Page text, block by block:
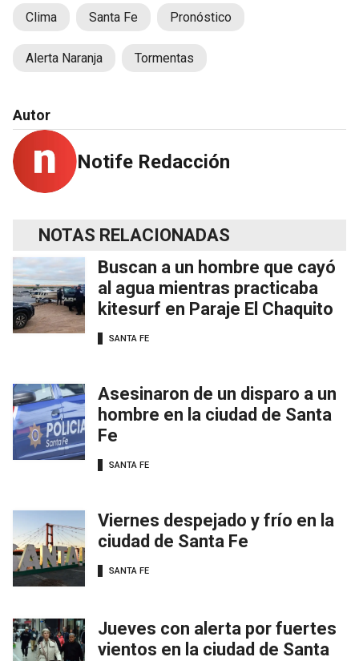
Clima Santa Fe Pronóstico
Alerta Naranja Tormentas
Autor
Notife Redacción
NOTAS RELACIONADAS
Buscan a un hombre que cayó
al agua mientras practicaba
kitesurf en Paraje El Chaquito
SANTA FE
Asesinaron de un disparo a un
hombre en la ciudad de Santa
Fe
SANTA FE
Viernes despejado y frío en la
ciudad de Santa Fe
SANTA FE
Jueves con alerta por fuertes
vientos en la ciudad de Santa